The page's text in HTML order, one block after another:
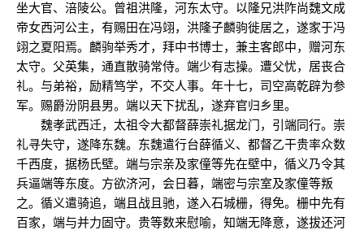
坐大官、涪陵公。曾祖洪隆，河东太守。以隆兄洪阼尚魏文成
帝女西河公主，有赐田在冯翊，洪隆子麟驹徙居之，遂家于冯
翊之夏阳焉。麟驹举秀才，拜中书博士，兼主客郎中，赠河东
太守。父英集，通直散骑常侍。端少有志操。遭父忧，居丧合
礼。与弟裕，励精笃学，不交人事。年十七，司空高乾辟为参
军。赐爵汾阴县男。端以天下扰乱，遂弃官归乡里。
魏孝武西迁，太祖令大都督薛崇礼据龙门，引端同行。崇
礼寻失守，遂降东魏。东魏遣行台薛循义、都督乙干贵率众数
千西度，据杨氏壁。端与宗亲及家僮等先在壁中，循义乃令其
兵逼端等东度。方欲济河，会日暮，端密与宗室及家僮等叛
之。循义遣骑追，端且战且驰，遂入石城栅，得免。栅中先有
百家，端与并力固守。贵等数来慰喻，知端无降意，遂拔还河